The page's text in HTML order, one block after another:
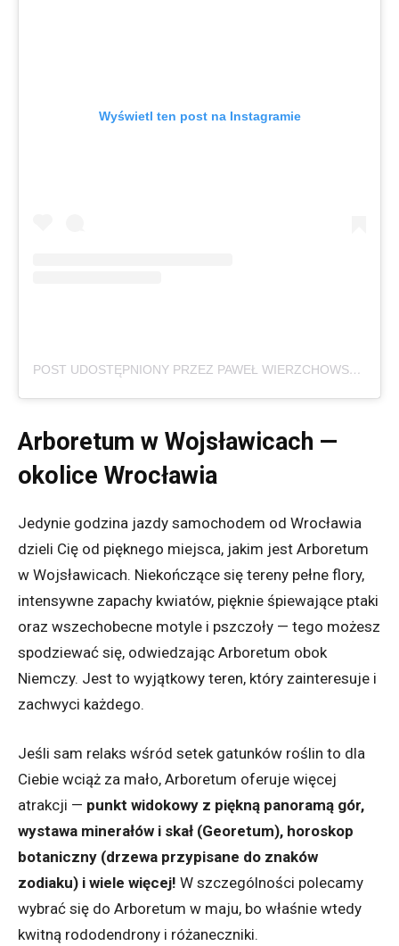
Wyświetl ten post na Instagramie
POST UDOSTĘPNIONY PRZEZ PAWEŁ WIERZCHOWSKI (@FOTYNAWIERZCHU)
Arboretum w Wojsławicach —
okolice Wrocławia
Jedynie godzina jazdy samochodem od Wrocławia
dzieli Cię od pięknego miejsca, jakim jest Arboretum
w Wojsławicach. Niekończące się tereny pełne flory,
intensywne zapachy kwiatów, pięknie śpiewające ptaki
oraz wszechobecne motyle i pszczoły — tego możesz
spodziewać się, odwiedzając Arboretum obok
Niemczy. Jest to wyjątkowy teren, który zainteresuje i
zachwyci każdego.
Jeśli sam relaks wśród setek gatunków roślin to dla
Ciebie wciąż za mało, Arboretum oferuje więcej
atrakcji — punkt widokowy z piękną panoramą gór,
wystawa minerałów i skał (Georetum), horoskop
botaniczny (drzewa przypisane do znaków
zodiaku) i wiele więcej! W szczególności polecamy
wybrać się do Arboretum w maju, bo właśnie wtedy
kwitną rododendrony i różaneczniki.